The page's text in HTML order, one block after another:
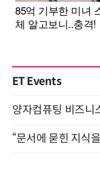
ET Events